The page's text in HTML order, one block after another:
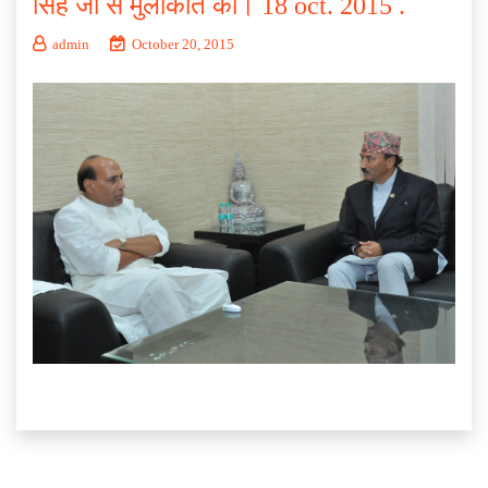
सिंह जी से मुलाकात की। 18 oct. 2015 .
admin October 20, 2015